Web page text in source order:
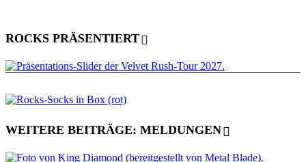
ROCKS PRÄSENTIERT
WEITERE BEITRÄGE: MELDUNGEN